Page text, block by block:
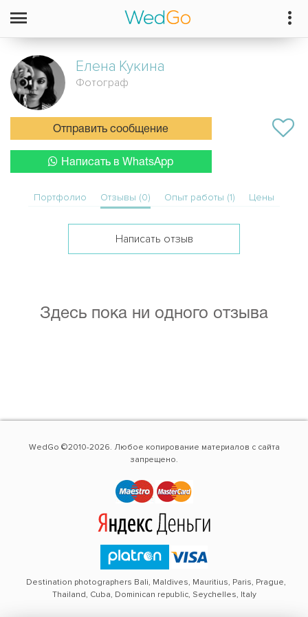
Елена Кукина
Фотограф
Отправить сообщение
Написать в WhatsApp
Портфолио Отзывы (0) Опыт работы (1) Цены
Написать отзыв
Здесь пока ни одного отзыва
WedGo ©2010-2026. Любое копирование материалов с сайта
запрещено.
Destination photographers Bali, Maldives, Mauritius, Paris, Prague,
Thailand, Cuba, Dominican republic, Seychelles, Italy